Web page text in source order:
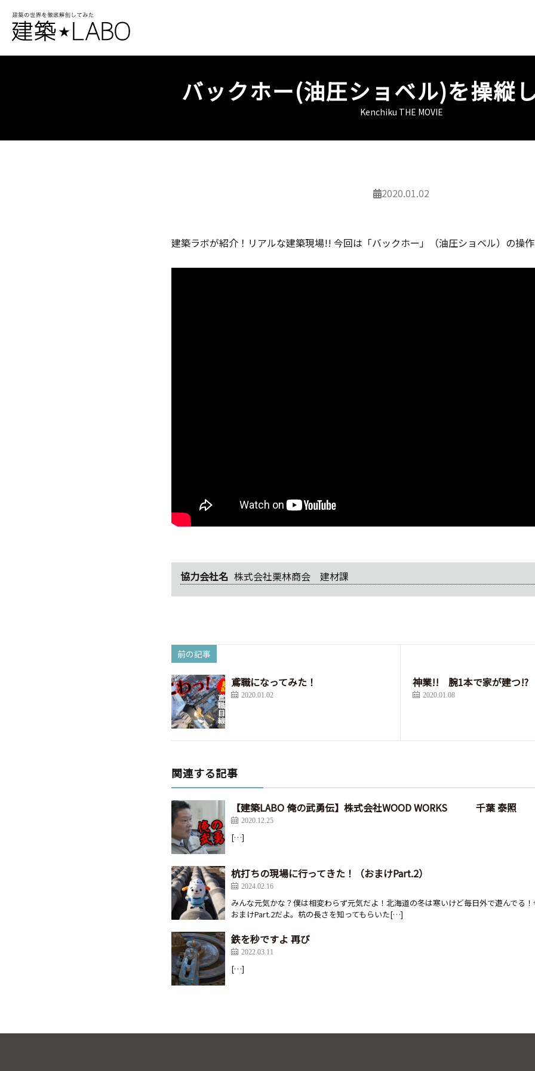
バックホー(油圧ショベル)を操縦
Kenchiku THE MOVIE
2020.01.02
建築ラボが紹介！リアルな建築現場!! 今回は「バックホー」（油圧ショベル）の操
協力会社名 株式会社栗林商会 建材課
前の記事
鳶職になってみた！
2020.01.02
神業!! 腕1本で家が建つ!?
2020.01.08
関連する記事
【建築LABO 俺の武勇伝】株式会社WOOD WORKS 千葉 泰照
2020.12.25
[…]
杭打ちの現場に行ってきた！（おまけPart.2）
2024.02.16
みんな元気かな？僕は相変わらず元気だよ！北海道の冬は寒いけど毎日外で遊んでる
おまけPart.2だよ。杭の長さを知ってもらいた[…]
鉄を秒ですよ 再び
2022.03.11
[…]